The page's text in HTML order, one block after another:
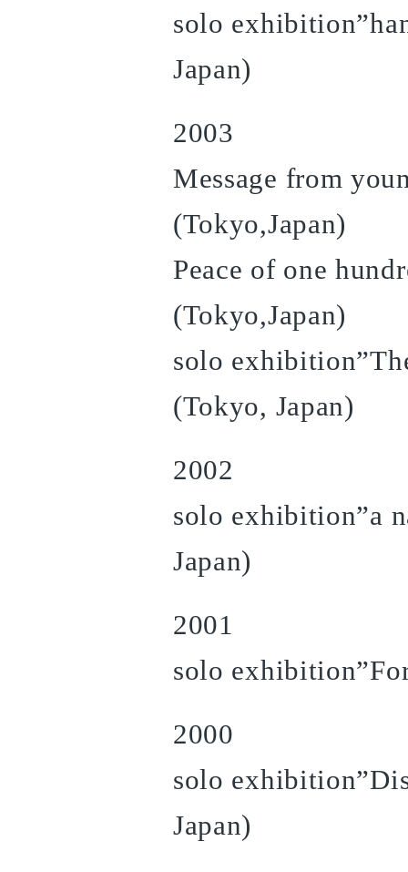
solo
Japan)
2003
Message from
(Tokyo,Japan)
Peace of one
(Tokyo,Japan)
solo
(Tokyo, Japan)
2002
solo exhibition”a
Japan)
2001
solo
2000
solo
Japan)